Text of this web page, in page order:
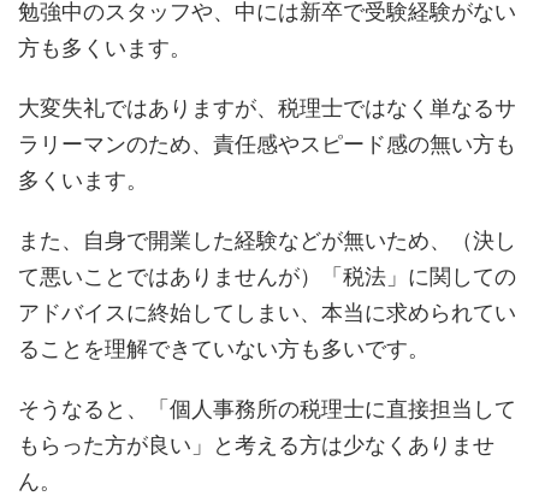
勉強中のスタッフや、中には新卒で受験経験がない
方も多くいます。
大変失礼ではありますが、税理士ではなく単なるサ
ラリーマンのため、責任感やスピード感の無い方も
多くいます。
また、自身で開業した経験などが無いため、（決し
て悪いことではありませんが）「税法」に関しての
アドバイスに終始してしまい、本当に求められてい
ることを理解できていない方も多いです。
そうなると、「個人事務所の税理士に直接担当して
もらった方が良い」と考える方は少なくありませ
ん。